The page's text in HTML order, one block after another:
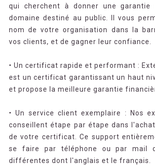
qui cherchent à donner une garantie
domaine destiné au public. Il vous
nom de votre organisation dans la
vos clients, et de gagner leur confiance.
• Un certificat rapide et performant :
est un certificat garantissant un haut
et propose la meilleure garantie
• Un service client exemplaire : Nos
conseillent étape par étape dans
de votre certificat. Ce support
se faire par téléphone ou par mail
différentes dont l'anglais et le français.